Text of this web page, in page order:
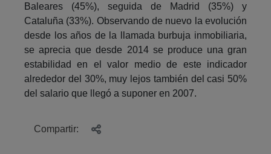
Baleares (45%), seguida de Madrid (35%) y
Cataluña (33%). Observando de nuevo la evolución
desde los años de la llamada burbuja inmobiliaria,
se aprecia que desde 2014 se produce una gran
estabilidad en el valor medio de este indicador
alrededor del 30%, muy lejos también del casi 50%
del salario que llegó a suponer en 2007.
Compartir: